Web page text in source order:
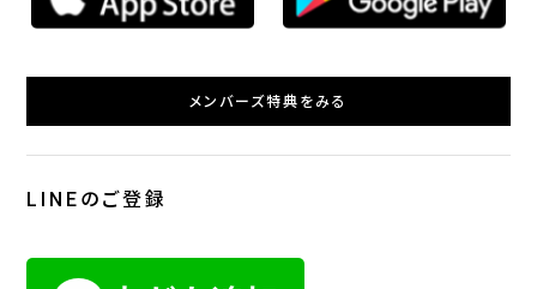
メンバーズ特典をみる
LINEのご登録